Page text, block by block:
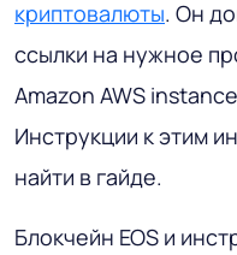
криптовалюты. Он
ссылки на нужное
Amazon AWS
Инструкции к этим
найти в гайде.
Блокчейн EOS и